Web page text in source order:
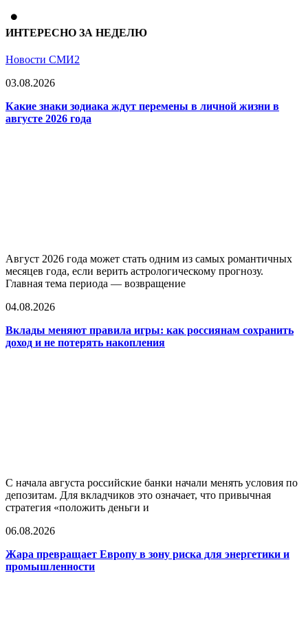
ИНТЕРЕСНО ЗА НЕДЕЛЮ
Новости СМИ2
03.08.2026
Какие знаки зодиака ждут перемены в личной жизни в
августе 2026 года
Август 2026 года может стать одним из самых романтичных
месяцев года, если верить астрологическому прогнозу.
Главная тема периода — возвращение
04.08.2026
Вклады меняют правила игры: как россиянам сохранить
доход и не потерять накопления
С начала августа российские банки начали менять условия по
депозитам. Для вкладчиков это означает, что привычная
стратегия «положить деньги и
06.08.2026
Жара превращает Европу в зону риска для энергетики и
промышленности